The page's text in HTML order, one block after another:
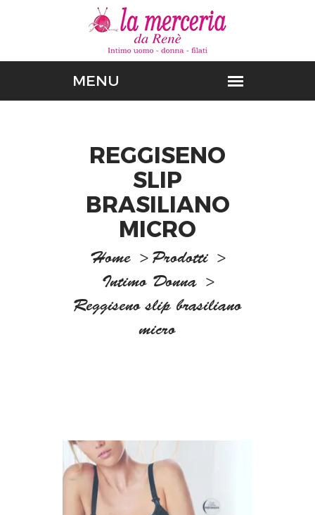
REGGISENO
SLIP
BRASILIANO
MICRO
Home > Prodotti >
Intimo Donna >
Reggiseno slip brasiliano
micro